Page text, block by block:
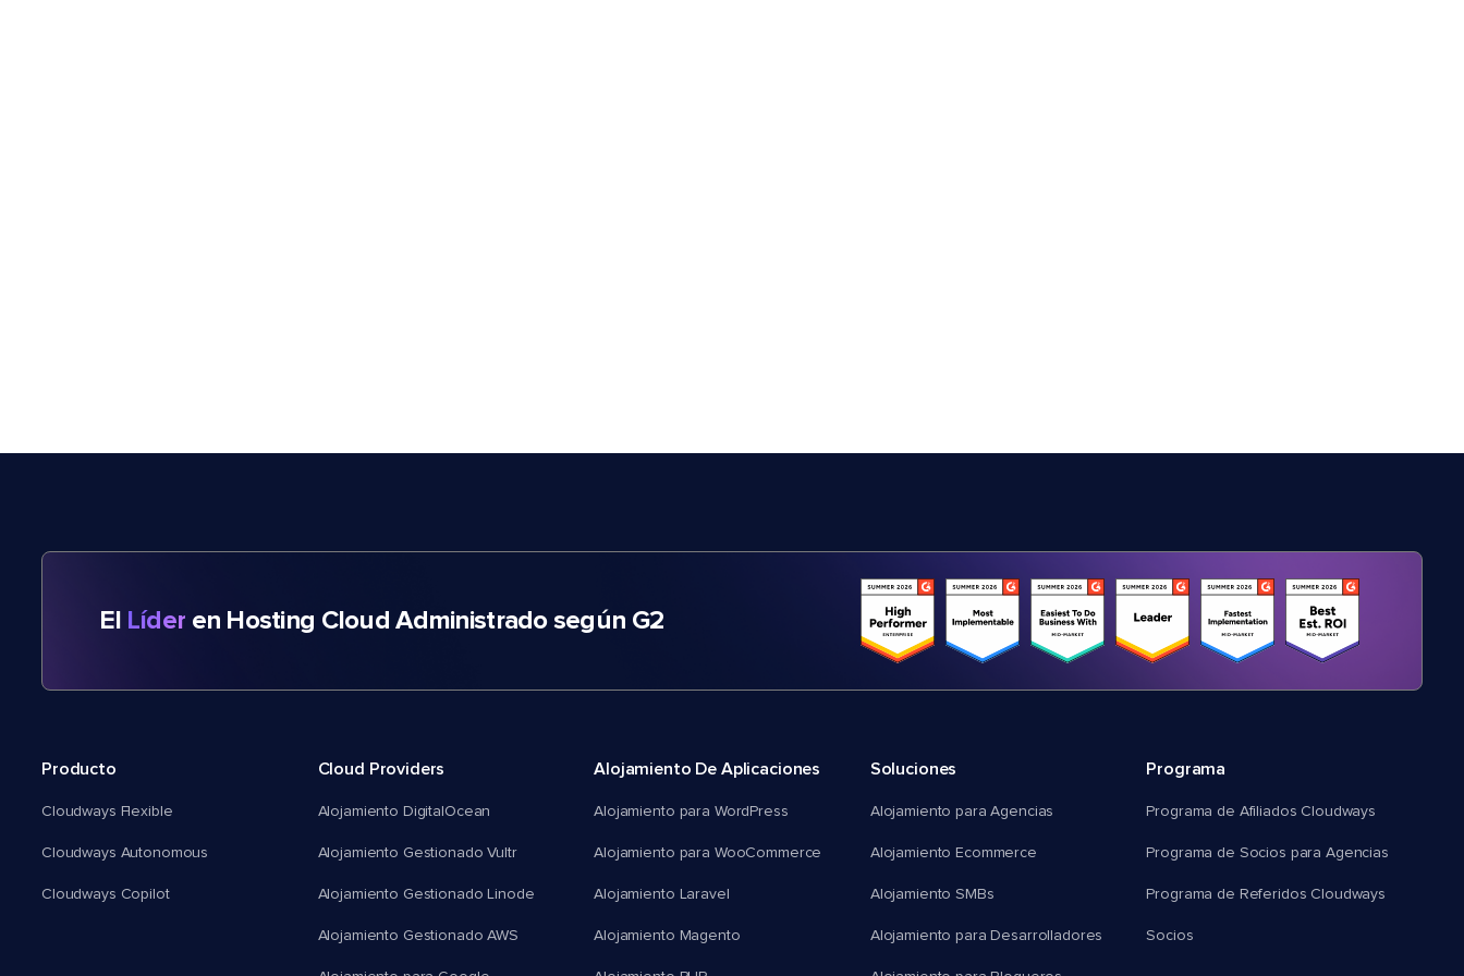
El Líder en Hosting Cloud Administrado según G2
Producto
Cloudways Flexible
Cloudways Autonomous
Cloudways Copilot
Cloud Providers
Alojamiento DigitalOcean
Alojamiento Gestionado Vultr
Alojamiento Gestionado Linode
Alojamiento Gestionado AWS
Alojamiento De Aplicaciones
Alojamiento para WordPress
Alojamiento para WooCommerce
Alojamiento Laravel
Alojamiento Magento
Soluciones
Alojamiento para Agencias
Alojamiento Ecommerce
Alojamiento SMBs
Alojamiento para Desarrolladores
Programa
Programa de Afiliados Cloudways
Programa de Socios para Agencias
Programa de Referidos Cloudways
Socios